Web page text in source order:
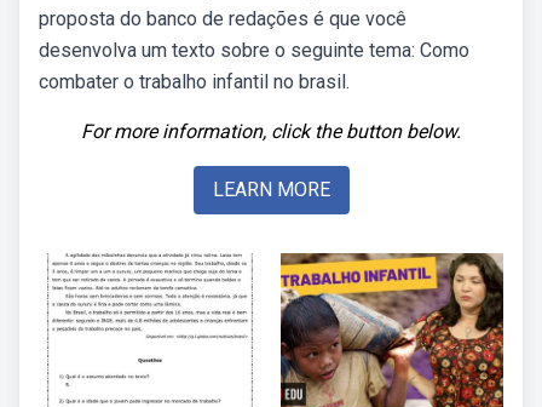
proposta do banco de redações é que você
desenvolva um texto sobre o seguinte tema: Como
combater o trabalho infantil no brasil.
For more information, click the button below.
LEARN MORE